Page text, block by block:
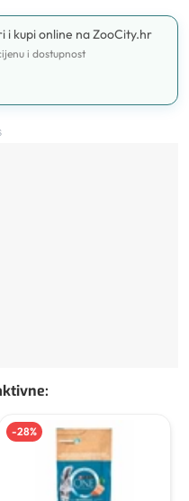
i kupi online na ZooCity.hr
i dostupnost
:
-28%